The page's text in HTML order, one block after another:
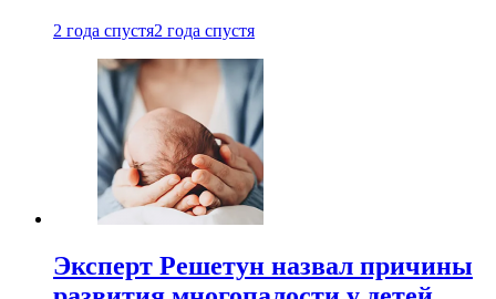
2 года спустя2 года спустя
Эксперт Решетун назвал причины